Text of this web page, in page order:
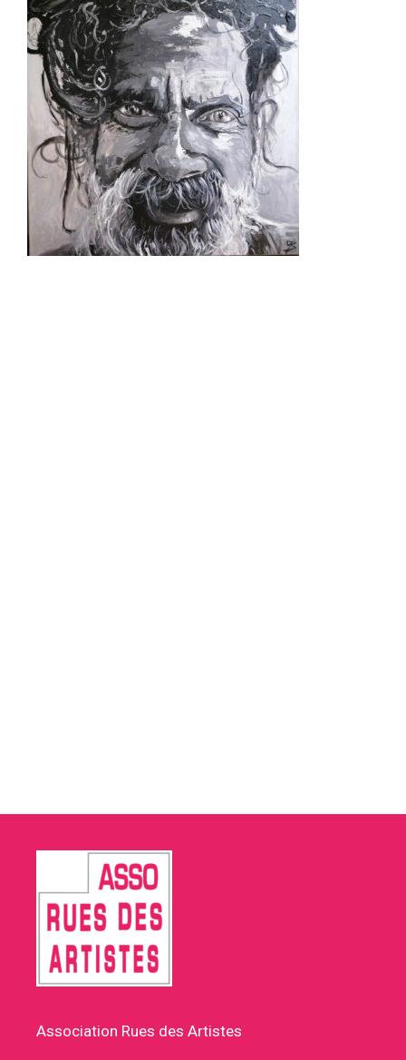
Association Rues des Artistes